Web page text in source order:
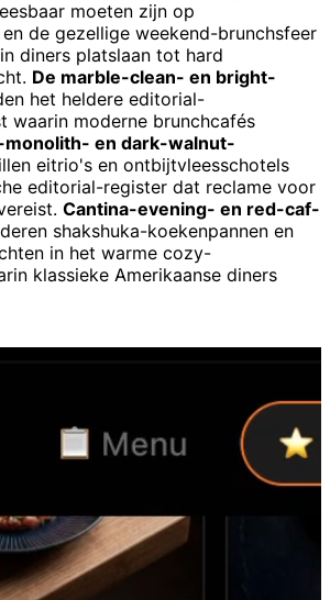
moeten zijn op
de gezellige weekend-brunchsfeer
diners platslaan tot hard
De marble-clean- en bright-
het heldere editorial-
waarin moderne brunchcafés
monolith- en dark-walnut-
eitrio's en ontbijtvleesschotels
editorial-register dat reclame voor
Cantina-evening- en red-caf-
shakshuka-koekenpannen en
in het warme cozy-
klassieke Amerikaanse diners